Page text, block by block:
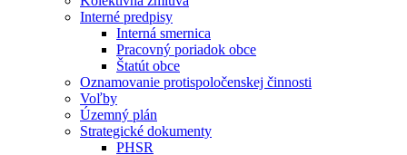
Interné predpisy
Interná smernica
Pracovný poriadok obce
Štatút obce
Oznamovanie protispoločenskej činnosti
Voľby
Územný plán
Strategické dokumenty
PHSR